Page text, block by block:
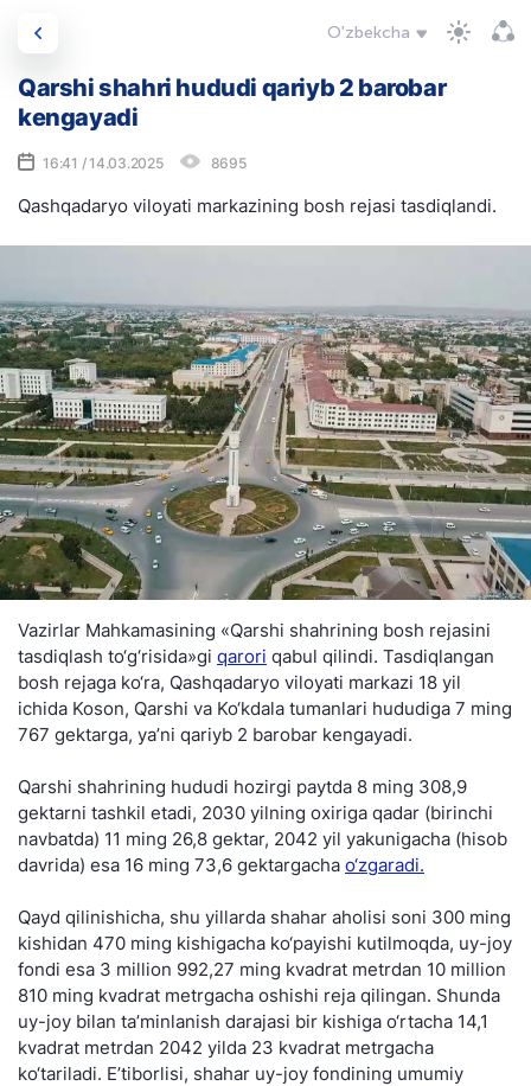
O'zbekcha
Qarshi shahri hududi qariyb 2 barobar
kengayadi
16:41 / 14.03.2025 8695
Qashqadaryo viloyati markazining bosh rejasi tasdiqlandi.
Vazirlar Mahkamasining «Qarshi shahrining bosh rejasini
tasdiqlash to‘g‘risida»gi qarori qabul qilindi. Tasdiqlangan
bosh rejaga ko‘ra, Qashqadaryo viloyati markazi 18 yil
ichida Koson, Qarshi va Ko‘kdala tumanlari hududiga 7 ming
767 gektarga, ya’ni qariyb 2 barobar kengayadi.
Qarshi shahrining hududi hozirgi paytda 8 ming 308,9
gektarni tashkil etadi, 2030 yilning oxiriga qadar (birinchi
navbatda) 11 ming 26,8 gektar, 2042 yil yakunigacha (hisob
davrida) esa 16 ming 73,6 gektargacha o‘zgaradi.
Qayd qilinishicha, shu yillarda shahar aholisi soni 300 ming
kishidan 470 ming kishigacha ko‘payishi kutilmoqda, uy-joy
fondi esa 3 million 992,27 ming kvadrat metrdan 10 million
810 ming kvadrat metrgacha oshishi reja qilingan. Shunda
uy-joy bilan ta’minlanish darajasi bir kishiga o‘rtacha 14,1
kvadrat metrdan 2042 yilda 23 kvadrat metrgacha
ko‘tariladi. E’tiborlisi, shahar uy-joy fondining umumiy